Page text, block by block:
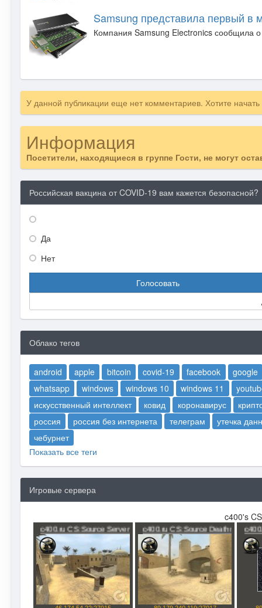
Samsung представила первый в
Компания Samsung Electronics сообщила
У данной публикации еще нет комментариев. Хотите
Информация
Посетители, находящиеся в группе Гости, не могут
Российская вакцина от COVID-19 вам кажется безопасной?
Да
Нет
Голосовать
Облако тегов
android apple bitcoin covid-19 facebook
google
whatsapp
windows windows 10 windows 11
искусственный интеллект
ковид коронавирус
россия
россия без интернета телеграм
утечка
чебурнет
Показать все теги
Игровые сервера
c400's